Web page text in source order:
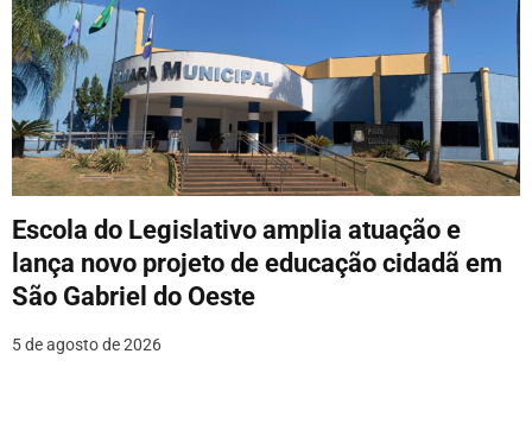
Escola do Legislativo amplia atuação e
lança novo projeto de educação cidadã em
São Gabriel do Oeste
5 de agosto de 2026